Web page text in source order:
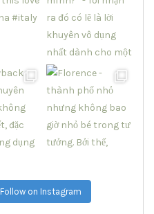
Follow on Instagram